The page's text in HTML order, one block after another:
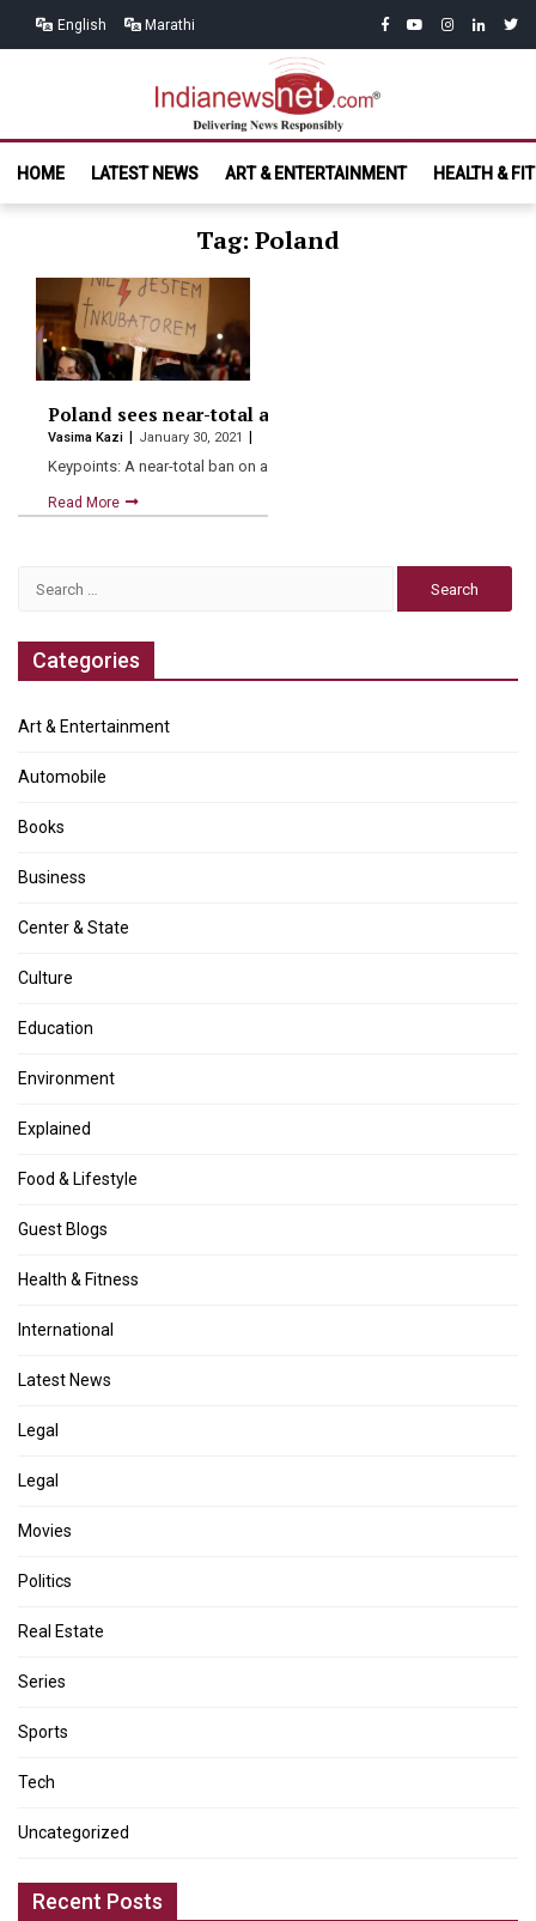
English Marathi facebook
youtubeinstagram
linkedin
India News
Net.com
HOME
LATEST NEWS ART & ENTERTAINMENT HEALTH &
Tag: Poland
Poland sees near-total abortion ban amid protests.
Vasima Kazi January 30, 2021
Keypoints: A near-total ban on abortion has taken effect in…
Read More
Categories
Art & Entertainment
Automobile
Books
Business
Center & State
Culture
Education
Environment
Explained
Food & Lifestyle
Guest Blogs
Health & Fitness
International
Latest News
Legal
Legal
Movies
Politics
Real Estate
Series
Sports
Tech
Uncategorized
Recent Posts